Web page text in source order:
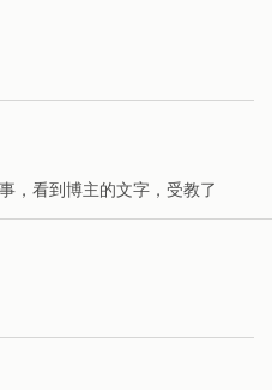
，看到博主的文字，受教了